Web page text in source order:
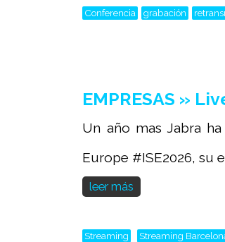
Conferencia grabación
EMPRESAS »
Un año mas Jabra
Europe #ISE2026, su
leer más
Streaming Streaming